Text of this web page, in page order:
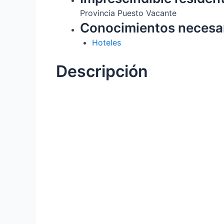
Provincia Puesto Vacante
Conocimientos
Hoteles
Descripción